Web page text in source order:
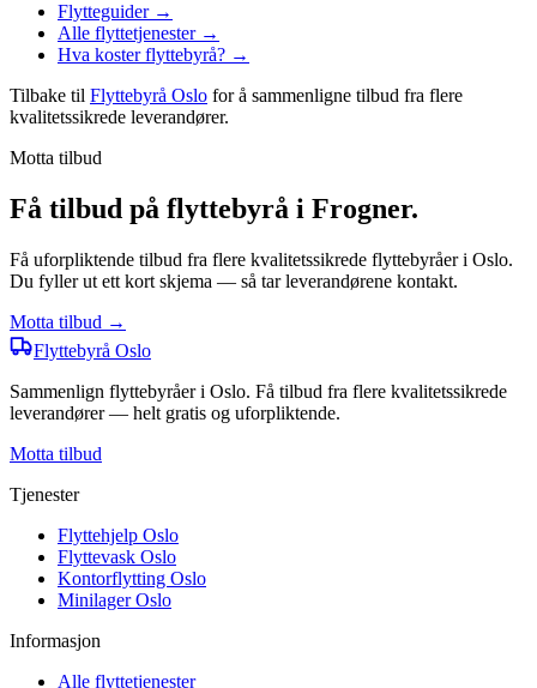
Flytteguider→
Alle flyttetjenester→
Hva koster flyttebyrå? →
Tilbake til Flyttebyrå Oslo for å sammenligne tilbud fra flere
kvalitetssikrede leverandører.
Motta tilbud
Få tilbud på flyttebyrå i Frogner.
Få uforpliktende tilbud fra flere kvalitetssikrede flyttebyråer i Oslo.
Du fyller ut ett kort skjema — så tar leverandørene kontakt.
Motta tilbud →
Flyttebyrå Oslo
Sammenlign flyttebyråer i Oslo. Få tilbud fra flere kvalitetssikrede
leverandører — helt gratis og uforpliktende.
Motta tilbud
Tjenester
Flyttehjelp Oslo
Flyttevask Oslo
Kontorflytting Oslo
Minilager Oslo
Informasjon
Alle flyttetjenester